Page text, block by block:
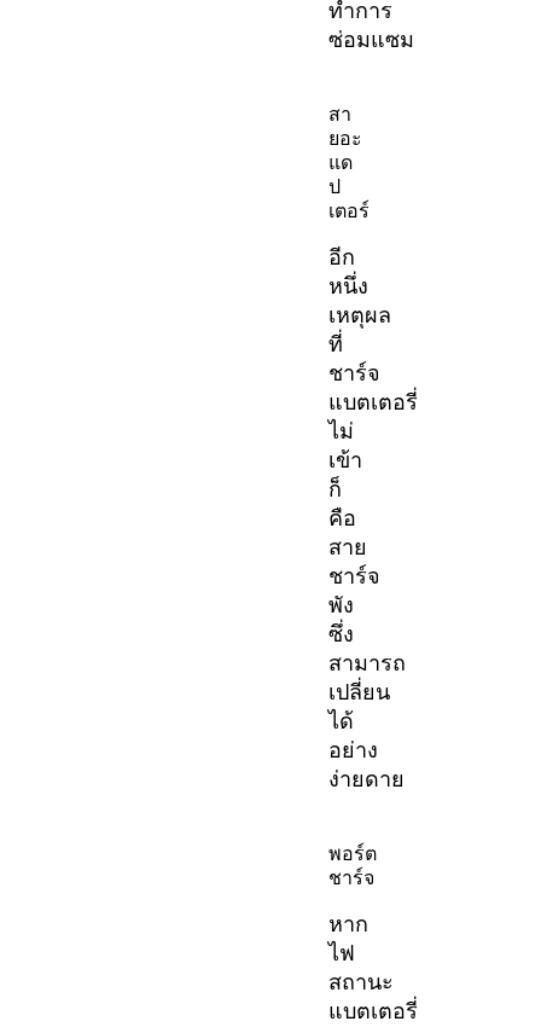
ทำการ
ซ่อมแซม
สา
ยอะ
แด
ป
เตอร์
อีก
หนึ่ง
เหตุผล
ที่
ชาร์จ
แบตเตอรี่
ไม่
เข้า
ก็
คือ
สาย
ชาร์จ
พัง
ซึ่ง
สามารถ
เปลี่ยน
ได้
อย่าง
ง่ายดาย
พอร์ต
ชาร์จ
หาก
ไฟ
สถานะ
แบตเตอรี่